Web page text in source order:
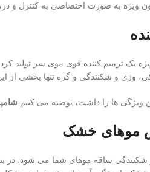
ویژه به صورت اختصاصی به کنترل و
یک ترمیم کننده قوی موی سر
وزی و شکنندگی و گره تنها بخشی از
ویژگی ها را داشت، توصیه می کنیم
موهای خشک
ساقه موهای شما می شود. در